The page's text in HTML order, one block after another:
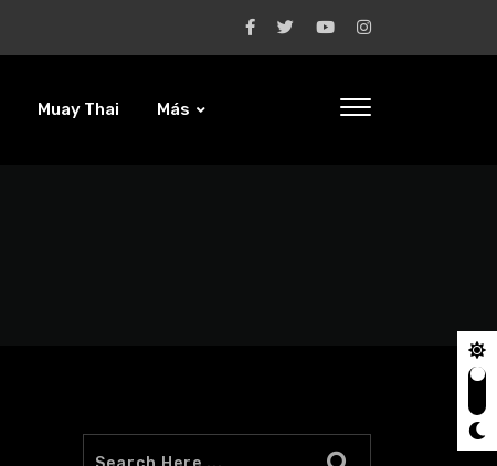
Muay Thai Más